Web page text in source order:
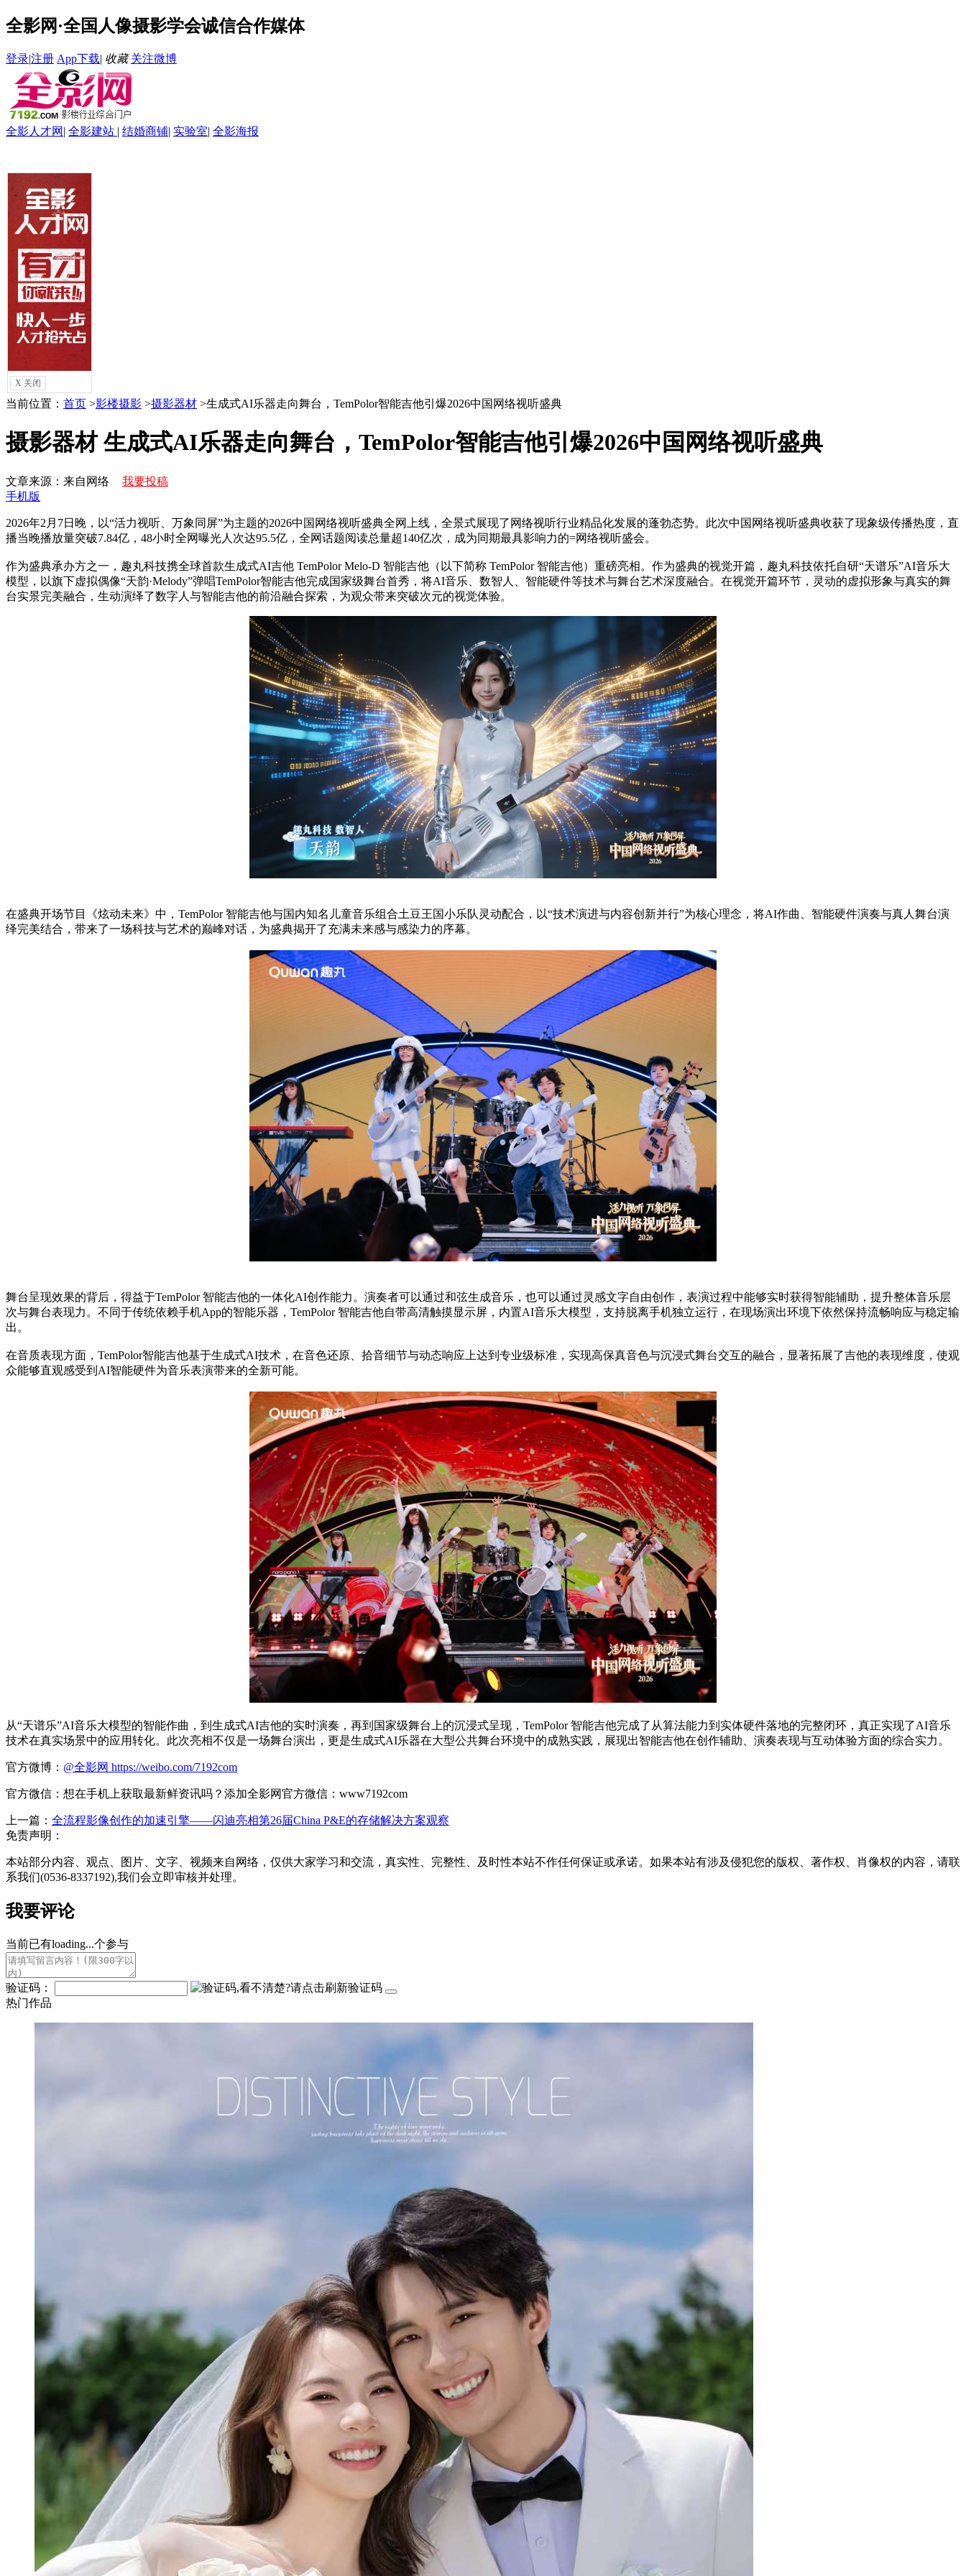
全影网·全国人像摄影学会诚信合作媒体
登录|注册 App下载| 收藏 关注微博
全影人才网 | 全影建站 | 结婚商铺| 实验室| 全影海报
首页
资讯
招聘求职
自助建站
全影请柬
全影微影像
全影数码
网销软件
访谈
摄影
化妆
数码
当前位置： 首页 >影楼摄影 >摄影器材 >生成式AI乐器走向舞台，TemPolor智能吉他引爆2026中国网络视听盛典
摄影器材 生成式AI乐器走向舞台，TemPolor智能吉他引爆2026中国网络视听盛典
文章来源：来自网络
我要投稿
手机版
2026年2月7日晚，以“活力视听、万象同屏”为主题的2026中国网络视听盛典全网上线，全景式展现了网络视听行业精品化发展的蓬勃态势。此次中国网络视听盛典收获了现象级传播热度，直
播当晚播放量突破7.84亿，48小时全网曝光人次达95.5亿，全网话题阅读总量超140亿次，成为同期最具影响力的=网络视听盛会。
作为盛典承办方之一，趣丸科技携全球首款生成式AI吉他 TemPolor Melo-D 智能吉他（以下简称 TemPolor 智能吉他）重磅亮相。作为盛典的视觉开篇，趣丸科技依托自研“天谱乐”AI音乐大
模型，以旗下虚拟偶像“天韵·Melody”弹唱TemPolor智能吉他完成国家级舞台首秀，将AI音乐、数智人、智能硬件等技术与舞台艺术深度融合。在视觉开篇环节，灵动的虚拟形象与真实的舞
台实景完美融合，生动演绎了数字人与智能吉他的前沿融合探索，为观众带来突破次元的视觉体验。
在盛典开场节目《炫动未来》中，TemPolor 智能吉他与国内知名儿童音乐组合土豆王国小乐队灵动配合，以“技术演进与内容创新并行”为核心理念，将AI作曲、智能硬件演奏与真人舞台演
绎完美结合，带来了一场科技与艺术的巅峰对话，为盛典揭开了充满未来感与感染力的序幕。
舞台呈现效果的背后，得益于TemPolor 智能吉他的一体化AI创作能力。演奏者可以通过和弦生成音乐，也可以通过灵感文字自由创作，表演过程中能够实时获得智能辅助，提升整体音乐层
次与舞台表现力。不同于传统依赖手机App的智能乐器，TemPolor 智能吉他自带高清触摸显示屏，内置AI音乐大模型，支持脱离手机独立运行，在现场演出环境下依然保持流畅响应与稳定输
出。
在音质表现方面，TemPolor智能吉他基于生成式AI技术，在音色还原、拾音细节与动态响应上达到专业级标准，实现高保真音色与沉浸式舞台交互的融合，显著拓展了吉他的表现维度，使观
众能够直观感受到AI智能硬件为音乐表演带来的全新可能。
从“天谱乐”AI音乐大模型的智能作曲，到生成式AI吉他的实时演奏，再到国家级舞台上的沉浸式呈现，TemPolor 智能吉他完成了从算法能力到实体硬件落地的完整闭环，真正实现了AI音乐
技术在真实场景中的应用转化。此次亮相不仅是一场舞台演出，更是生成式AI乐器在大型公共舞台环境中的成熟实践，展现出智能吉他在创作辅助、演奏表现与互动体验方面的综合实力。
官方微博： @全影网 https://weibo.com/7192com
官方微信：想在手机上获取最新鲜资讯吗？添加全影网官方微信：www7192com
上一篇： 全流程影像创作的加速引擎——闪迪亮相第26届China P&E的存储解决方案观察
免责声明：
本站部分内容、观点、图片、文字、视频来自网络，仅供大家学习和交流，真实性、完整性、及时性本站不作任何保证或承诺。如果本站有涉及侵犯您的版权、著作权、肖像权的内容，请联
系我们(0536-8337192),我们会立即审核并处理。
我要评论
当前已有loading...个参与
验证码：
热门作品
X 关闭